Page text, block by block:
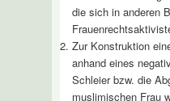
die sich in anderen
Zur Konstruktion
anhand eines
Schleier bzw. die
muslimischen Frau